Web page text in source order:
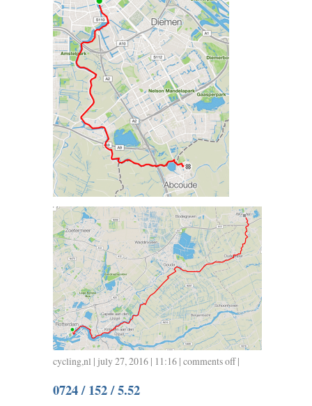
cycling,nl | july 27, 2016 | 11:16 | comments offon
|
0724 / 152 / 5.52